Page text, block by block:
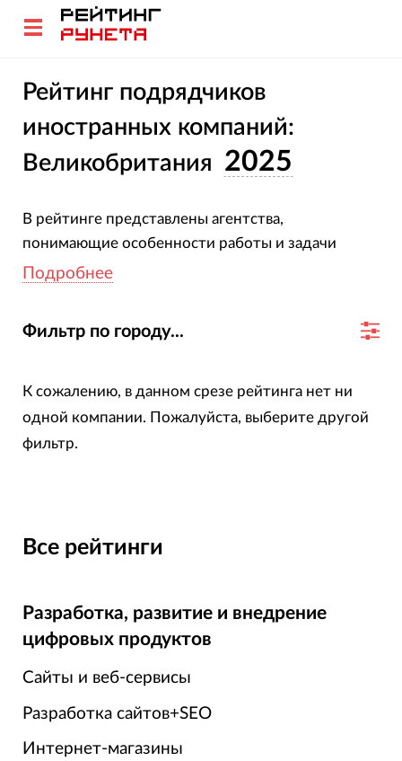
Рейтинг подрядчиков
иностранных компаний:
Великобритания 2025
В рейтинге представлены агентства,
понимающие особенности работы и задачи
иностранных компаний (не из России).
критерии оценки
Подробнее
Фильтр по городу...
К сожалению, в данном срезе рейтинга нет ни
одной компании. Пожалуйста, выберите другой
фильтр.
Все рейтинги
Разработка, развитие и внедрение
цифровых продуктов
Сайты и веб-сервисы
Разработка сайтов+SEO
Интернет-магазины